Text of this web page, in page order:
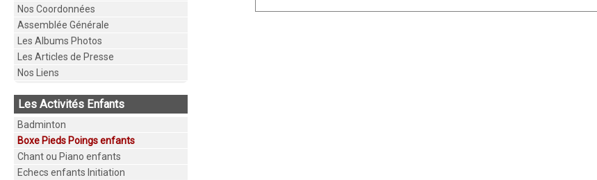
Nos Coordonnées
Assemblée Générale
Les Albums Photos
Les Articles de Presse
Nos Liens
Les Activités Enfants
Badminton
Boxe Pieds Poings enfants
Chant ou Piano enfants
Echecs enfants Initiation